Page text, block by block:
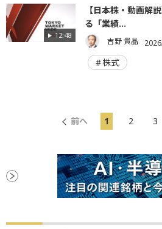
12:48
【日本株・動画解
る「業績...
吉野 貴晶
株式
前へ 1 2 3